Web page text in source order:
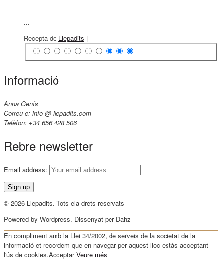
...
Recepta de Llepadits |
Informació
Anna Genís
Correu-e: info @ llepadits.com
Telèfon: +34 656 428 506
Rebre newsletter
Email address:
© 2026 Llepadits. Tots ela drets reservats
Powered by Wordpress. Dissenyat per Dahz
En compliment amb la Llei 34/2002, de serveis de la societat de la
informació et recordem que en navegar per aquest lloc estàs acceptant
l'ús de cookies.Acceptar Veure més